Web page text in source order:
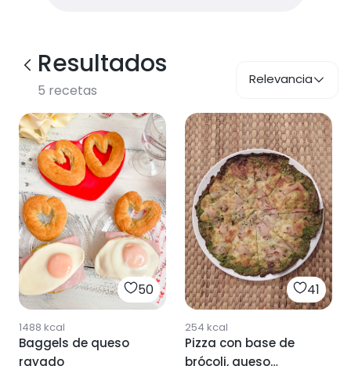
Resultados
5 recetas
Relevancia
50
1488 kcal
Baggels de queso
rayado
41
254 kcal
Pizza con base de
brócoli, queso